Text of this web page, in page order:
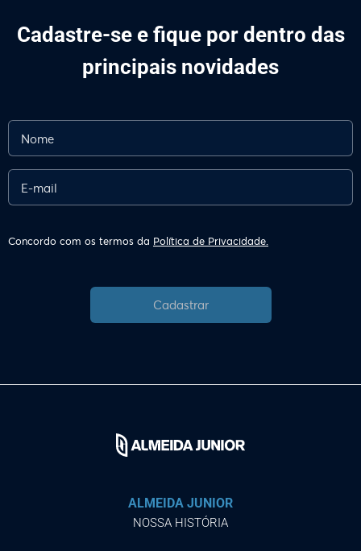
Cadastre-se e fique por dentro das
principais novidades
Concordo com os termos da Política de Privacidade.
Cadastrar
ALMEIDA JUNIOR
NOSSA HISTÓRIA